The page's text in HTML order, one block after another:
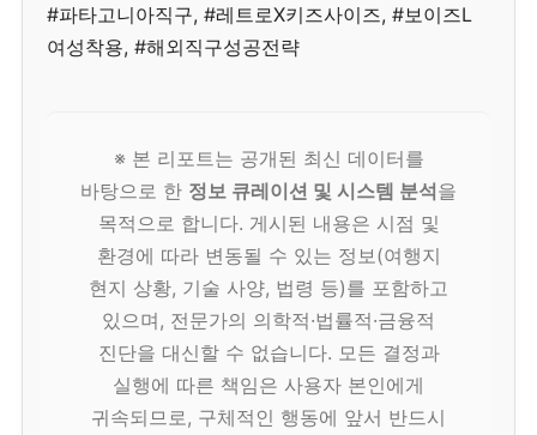
#파타고니아직구, #레트로X키즈사이즈, #보이즈L
여성착용, #해외직구성공전략
※ 본 리포트는 공개된 최신 데이터를
바탕으로 한 정보 큐레이션 및 시스템 분석을
목적으로 합니다. 게시된 내용은 시점 및
환경에 따라 변동될 수 있는 정보(여행지
현지 상황, 기술 사양, 법령 등)를 포함하고
있으며, 전문가의 의학적·법률적·금융적
진단을 대신할 수 없습니다. 모든 결정과
실행에 따른 책임은 사용자 본인에게
귀속되므로, 구체적인 행동에 앞서 반드시